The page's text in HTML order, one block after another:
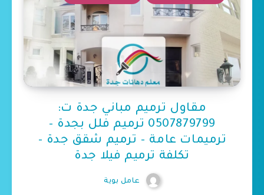
مقاول ترميم مباني جدة ت:
0507879799 ترميم فلل بجدة –
ترميمات عامة – ترميم شقق جدة –
تكلفة ترميم فيلا جدة
عامل بوية